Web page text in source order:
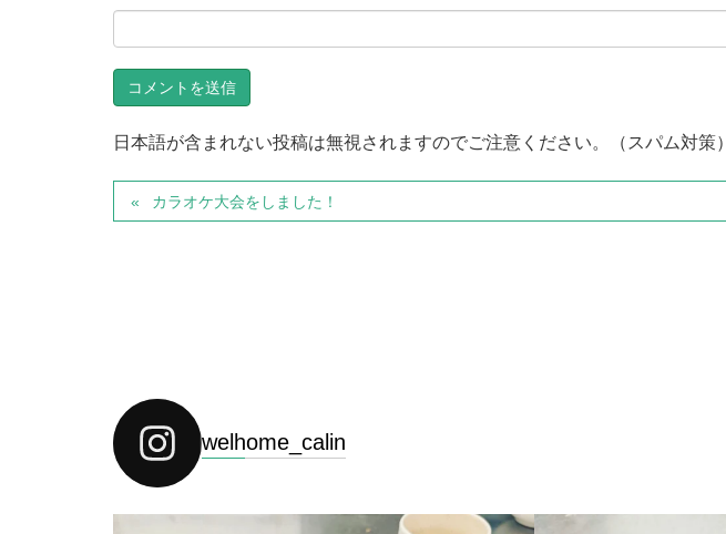
日本語が含まれない投稿は無視されますのでご注意ください。（スパム対策）
カラオケ大会をしました！
welhome_calin